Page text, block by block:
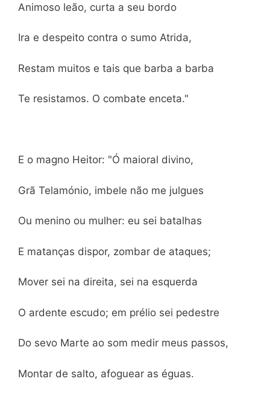
Animoso leão, curta a seu bordo
Ira e despeito contra o sumo Atrida,
Restam muitos e tais que barba a barba
Te resistamos. O combate enceta."
E o magno Heitor: "Ó maioral divino,
Grã Telamónio, imbele não me julgues
Ou menino ou mulher: eu sei batalhas
E matanças dispor, zombar de ataques;
Mover sei na direita, sei na esquerda
O ardente escudo; em prélio sei pedestre
Do sevo Marte ao som medir meus passos,
Montar de salto, afoguear as éguas.